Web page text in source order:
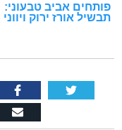
פותחים אביב טבעוני:
תבשיל אורז ירוק ויווני